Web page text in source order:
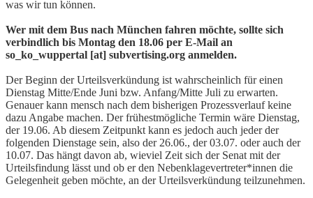
was wir tun können.
Wer mit dem Bus nach München fahren möchte, sollte sich
verbindlich bis Montag den 18.06 per E-Mail an
so_ko_wuppertal [at] subvertising.org anmelden.
Der Beginn der Urteilsverkündung ist wahrscheinlich für einen
Dienstag Mitte/Ende Juni bzw. Anfang/Mitte Juli zu erwarten.
Genauer kann mensch nach dem bisherigen Prozessverlauf keine
dazu Angabe machen. Der frühestmögliche Termin wäre Dienstag,
der 19.06. Ab diesem Zeitpunkt kann es jedoch auch jeder der
folgenden Dienstage sein, also der 26.06., der 03.07. oder auch der
10.07. Das hängt davon ab, wieviel Zeit sich der Senat mit der
Urteilsfindung lässt und ob er den Nebenklagevertreter*innen die
Gelegenheit geben möchte, an der Urteilsverkündung teilzunehmen.